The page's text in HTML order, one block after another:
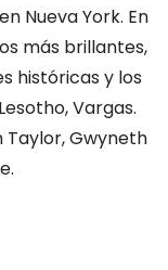
Nueva York. En
más brillantes,
históricas y los
Vargas.
Taylor, Gwyneth